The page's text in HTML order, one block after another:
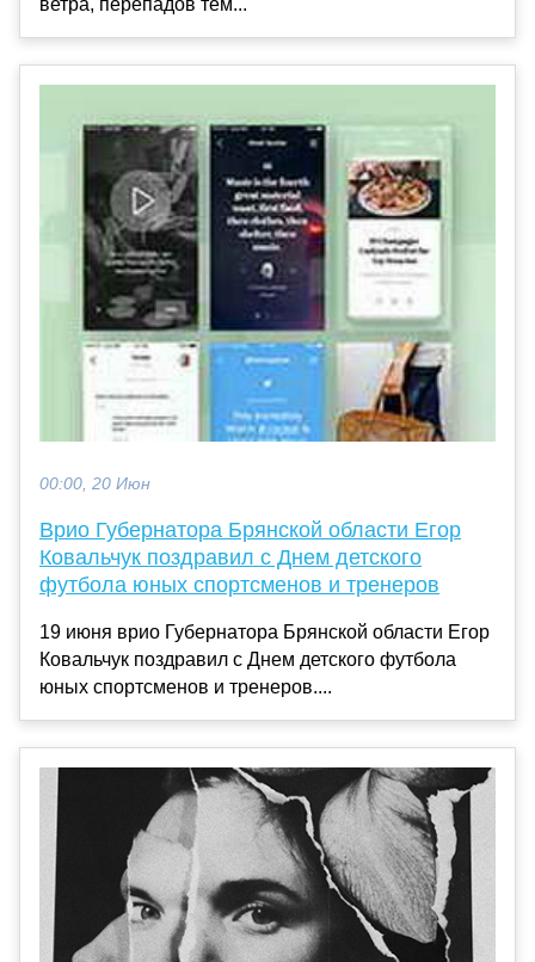
00:00, 20 Июн
Врио Губернатора Брянской области Егор
Ковальчук поздравил с Днем детского
футбола юных спортсменов и тренеров
19 июня врио Губернатора Брянской области Егор
Ковальчук поздравил с Днем детского футбола
юных спортсменов и тренеров....